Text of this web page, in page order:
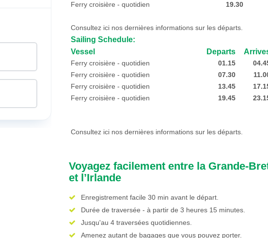
Ferry croisière - quotidien
19.30
Consultez ici nos dernières informations sur les départs.
Sailing Schedule:
Vessel
Departs
Ferry croisière - quotidien 01.15
Ferry croisière - quotidien
07.30
Ferry croisière - quotidien
13.45
Ferry croisière - quotidien
19.45
Consultez ici nos dernières informations sur les départs.
Voyagez facilement entre la Grande-
et l’Irlande
Enregistrement facile 30 min avant le départ.
Durée de traversée - à partir de 3 heures 15 minutes.
Jusqu'au 4 traversées quotidiennes.
Amenez autant de bagages que vous pouvez porter.